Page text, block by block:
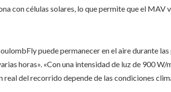
con células solares, lo que permite que el MAV
puede permanecer en el aire durante las
horas». «Con una intensidad de luz de 900 W/
del recorrido depende de las condiciones